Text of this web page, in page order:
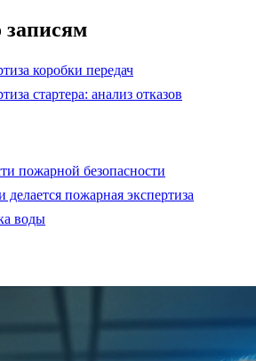
коробки передач
стартера: анализ отказов
пожарной безопасности
пожарная экспертиза
воды